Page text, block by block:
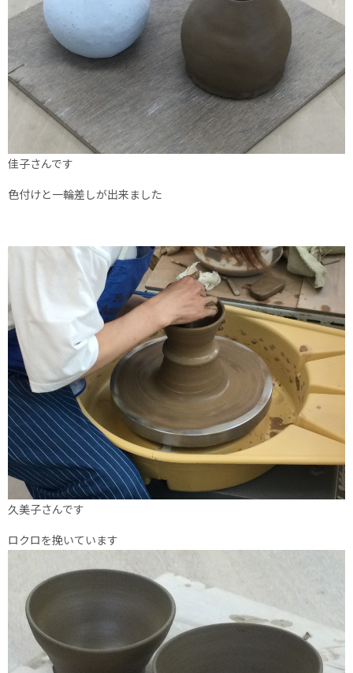
佳子さんです
色付けと一輪差しが出来ました
久美子さんです
ロクロを挽いています